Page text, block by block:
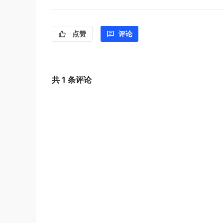
点赞 评论
共 1 条评论